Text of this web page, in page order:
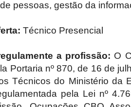
pessoas, gestão da
Técnico Presencial
a profissão: O
Portaria nº 870, de 16 de
Técnicos do Ministério da
pela Lei nº